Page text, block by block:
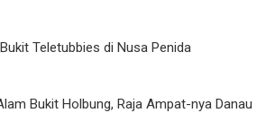
Teletubbies di Nusa Penida
Bukit Holbung, Raja Ampat-nya Danau